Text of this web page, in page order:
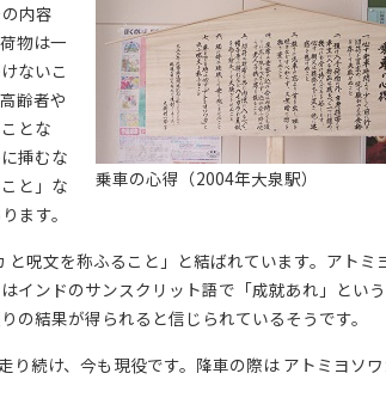
乗車の心得（2004年大泉駅）
内容
物は一
ないこ
齢者や
とな
挿むな
と」な
ます。
呪文を称ふること」と結ばれています。アトミ
インドのサンスクリット語で「成就あれ」という
の結果が得られると信じられているそうです。
続け、今も現役です。降車の際は アトミヨソ